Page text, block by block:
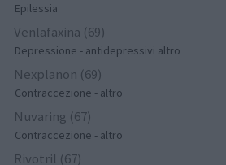
Epilessia
Venlafaxina (69)
Depressione - antidepressivi altro
Nexplanon (69)
Contraccezione - altro
Nuvaring (67)
Contraccezione - altro
Rivotril (67)